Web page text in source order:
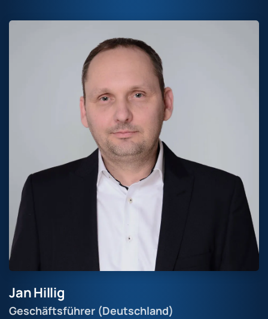
Jan Hillig
Geschäftsführer (Deutschland)